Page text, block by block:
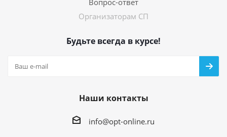
Вопрос-ответ
Организаторам СП
Будьте всегда в курсе!
Наши контакты
info@opt-online.ru